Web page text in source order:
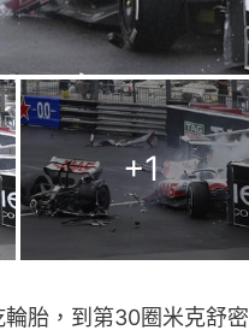
+1
胎，到第30圈米克舒密